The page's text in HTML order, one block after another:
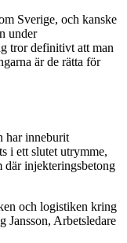
Sverige, och kanske
under
tror definitivt att man
är de rätta för
har inneburit
i ett slutet utrymme,
där injekteringsbetong
och logistiken kring
Jansson, Arbetsledare